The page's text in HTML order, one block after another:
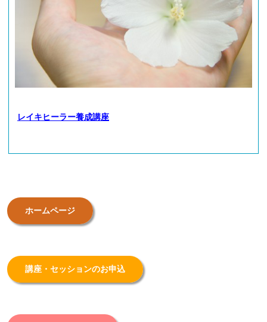
レイキヒーラー養成講座
ホームページ
講座・セッションのお申込